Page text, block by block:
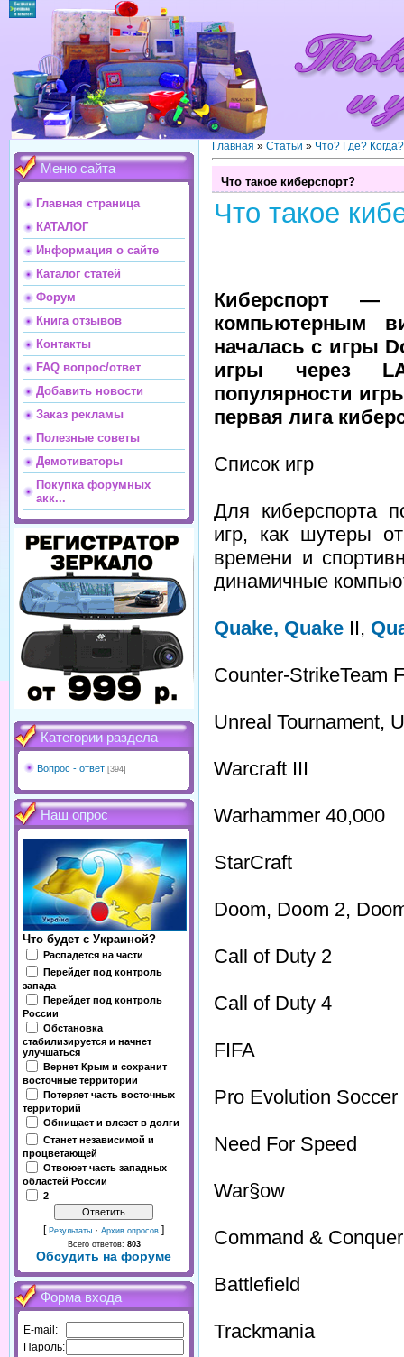
Меню сайта
Главная страница
КАТАЛОГ
Информация о сайте
Каталог статей
Форум
Книга отзывов
Контакты
FAQ вопрос/ответ
Добавить новости
Заказ рекламы
Полезные советы
Демотиваторы
Покупка форумных
акк...
Категории раздела
Вопрос - ответ [394]
Наш опрос
Что будет с Украиной?
Распадется на части
Перейдет под контроль
запада
Перейдет под контроль
России
Обстановка
стабилизируется и начнет
улучшаться
Вернет Крым и сохранит
восточные территории
Потеряет часть восточных
территорий
Обнищает и влезет в долги
Станет независимой и
процветающей
Отвоюет часть западных
областей России
2
[ Результаты · Архив опросов ]
Всего ответов: 803
Обсудить на форуме
Форма входа
E-mail:
Пароль:
Главная » Статьи » Что? Где?
Что такое киберспорт?
Что такое
Киберспорт —
компьютерным
началась с игры
игры через
популярности
первая лига
Список игр
Для киберспорта
игр, как шутеры
времени и
динамичные
Quake, Quake II,
Counter-StrikeTeam
Unreal Tournament,
Warcraft III
Warhammer 40,000
StarCraft
Doom, Doom 2,
Call of Duty 2
Call of Duty 4
FIFA
Pro Evolution Soccer
Need For Speed
War§ow
Command &
Battlefield
Trackmania